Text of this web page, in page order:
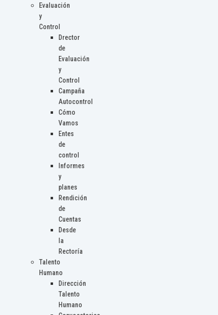
Evaluación
y
Control
Drector
de
Evaluación
y
Control
Campaña
Autocontrol
Cómo
Vamos
Entes
de
control
Informes
y
planes
Rendición
de
Cuentas
Desde
la
Rectoría
Talento
Humano
Dirección
Talento
Humano